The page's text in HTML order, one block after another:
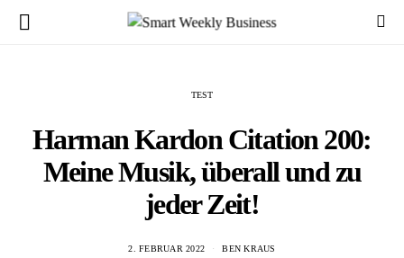
TEST
Harman Kardon Citation 200:
Meine Musik, überall und zu
jeder Zeit!
2. FEBRUAR 2022 BEN KRAUS